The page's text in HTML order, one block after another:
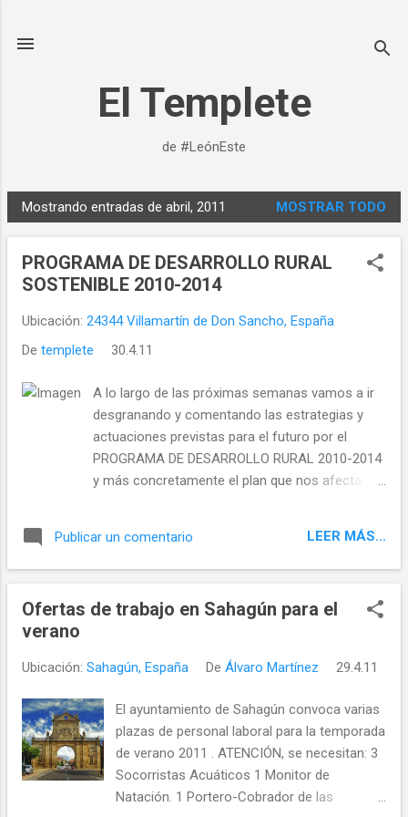
El Templete
de #LeónEste
E
n
Mostrando entradas de abril, 2011 MOSTRAR TODO
PROGRAMA DE DESARROLLO RURAL
SOSTENIBLE 2010-2014
Ubicación: 24344 Villamartín de Don Sancho, España
De templete 30.4.11
A lo largo de las próximas semanas vamos a ir
desgranando y comentando las estrategias y
actuaciones previstas para el futuro por el
PROGRAMA DE DESARROLLO RURAL 2010-2014
y más concretamente el plan que nos afecta:
Ministerio de Medio Ambiente, medio rural y
marino y la Junta de Castilla y León
socioeconómicas de nuestra zona rural,
El presupuesto que nos han asignado es de algo
más de doce millones de euros se esta
siguiendo este calendario . La zona designada
como "LEON SUDESTE" cuenta con 26.000
habitantes y 2700km2 de superficie. Los
Publicar un comentario LEER MÁS...
Ofertas de trabajo en Sahagún para el
verano
Ubicación: Sahagún, España De Álvaro Martínez 29.4.11
El ayuntamiento de Sahagún convoca varias
plazas de personal laboral para la temporada
de verano 2011 . ATENCIÓN, se necesitan: 3
Socorristas Acuáticos 1 Monitor de
Natación. 1 Portero-Cobrador de las